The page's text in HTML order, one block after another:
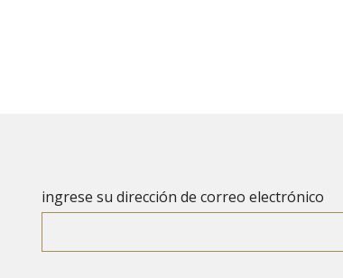
ingrese su dirección de correo electrónico